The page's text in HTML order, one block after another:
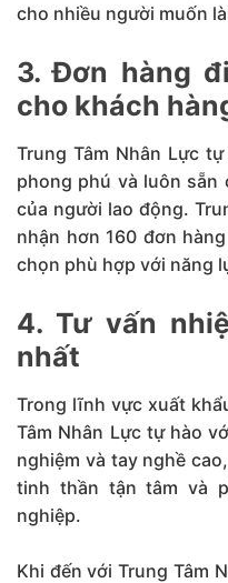
cho nhiều người muốn
3. Đơn hàng
cho khách
Trung Tâm Nhân Lực
phong phú và luôn sẵn
của người lao động.
nhận hơn 160 đơn
chọn phù hợp với năng
4. Tư vấn
nhất
Trong lĩnh vực xuất
Tâm Nhân Lực tự hào
nghiệm và tay nghề
tinh thần tận tâm và
nghiệp.
Khi đến với Trung Tâm